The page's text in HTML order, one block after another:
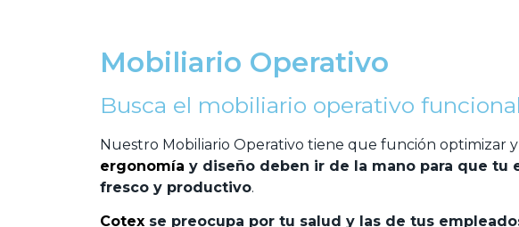
Mobiliario Operativo
Busca el mobiliario operativo
Nuestro Mobiliario Operativo tiene que función optimizar
ergonomía y diseño deben ir de la mano para que tu
fresco y productivo.
Cotex se preocupa por tu salud y las de tus